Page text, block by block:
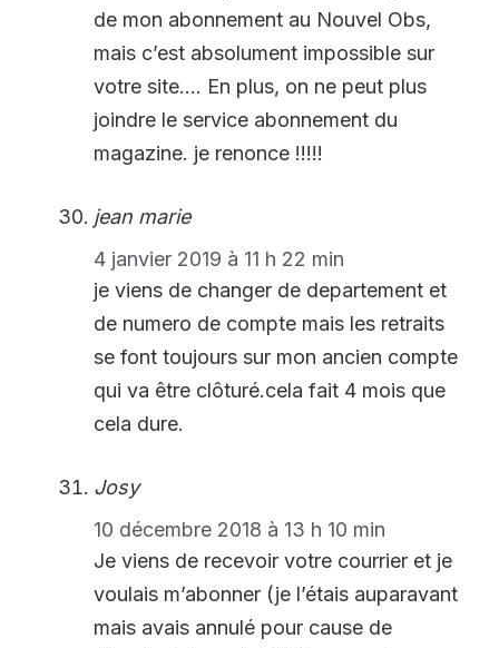
de mon abonnement au Nouvel Obs,
mais c’est absolument impossible sur
votre site…. En plus, on ne peut plus
joindre le service abonnement du
magazine. je renonce !!!!!
jean marie
4 janvier 2019 à 11 h 22 min
je viens de changer de departement et
de numero de compte mais les retraits
se font toujours sur mon ancien compte
qui va être clôturé.cela fait 4 mois que
cela dure.
Josy
10 décembre 2018 à 13 h 10 min
Je viens de recevoir votre courrier et je
voulais m’abonner (je l’étais auparavant
mais avais annulé pour cause de